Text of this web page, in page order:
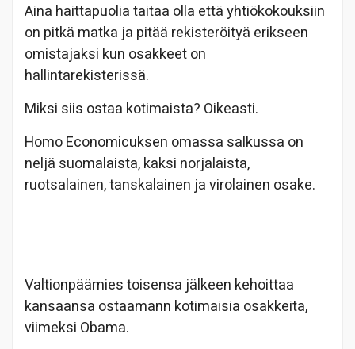
Aina haittapuolia taitaa olla että yhtiökokouksiin
on pitkä matka ja pitää rekisteröityä erikseen
omistajaksi kun osakkeet on
hallintarekisterissä.
Miksi siis ostaa kotimaista? Oikeasti.
Homo Economicuksen omassa salkussa on
neljä suomalaista, kaksi norjalaista,
ruotsalainen, tanskalainen ja virolainen osake.
Valtionpäämies toisensa jälkeen kehoittaa
kansaansa ostaamann kotimaisia osakkeita,
viimeksi Obama.